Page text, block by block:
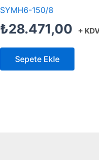
SYMH6-150/8
₺28.471,00 +
Sepete Ekle